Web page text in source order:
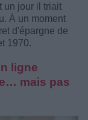
un jour il triait
À un moment
d'épargne de
1970.
ligne
mais pas